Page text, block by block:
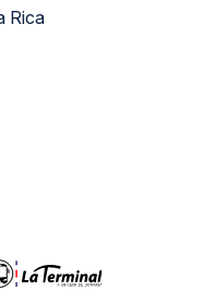
La terminal Costa Rica